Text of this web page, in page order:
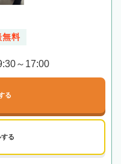
無料
～17:00
る
する